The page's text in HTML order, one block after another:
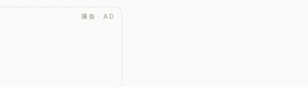
廣告 · AD